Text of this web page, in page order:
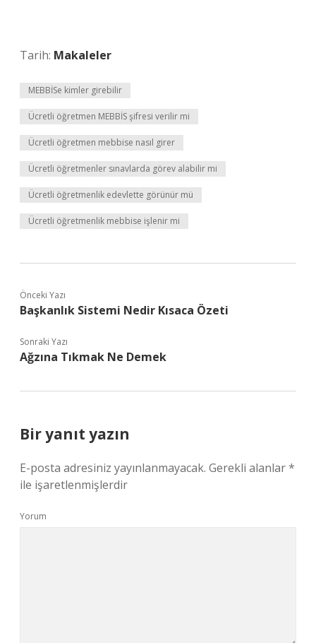
Tarih: Makaleler
MEBBİSe kimler girebilir
Ücretli öğretmen MEBBİS şifresi verilir mi
Ücretli öğretmen mebbise nasıl girer
Ücretli öğretmenler sınavlarda görev alabilir mi
Ücretli öğretmenlik edevlette görünür mü
Ücretli öğretmenlik mebbise işlenir mi
Önceki Yazı
Başkanlık Sistemi Nedir Kısaca Özeti
Sonraki Yazı
Ağzına Tıkmak Ne Demek
Bir yanıt yazın
E-posta adresiniz yayınlanmayacak. Gerekli alanlar*
ile işaretlenmişlerdir
Yorum